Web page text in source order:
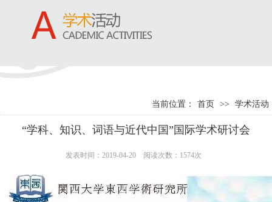
当前位置： 首页 >> 学术活动
“学科、知识、词语与近代中国”国际学术研讨会
发表时间：2019-04-20 阅读次数：1574次